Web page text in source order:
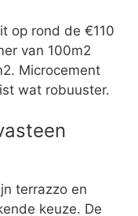
op rond de €110
van 100m2
Microcement
wat robuuster.
terrazzo en
keuze. De